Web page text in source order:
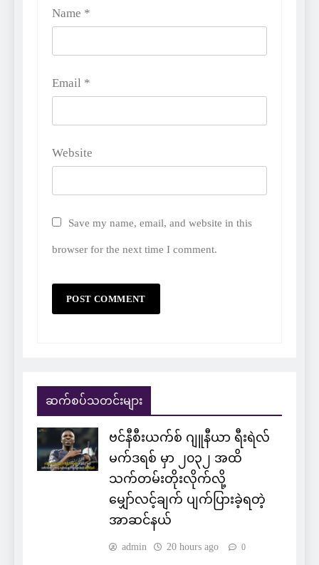
Name *
Email *
Website
Save my name, email, and website in this
browser for the next time I comment.
ဆက်စပ်သတင်းများ
ဗင်နီစီးယက်စ် ဂျူနီယာ ရီးရဲလ်
မက်ဒရစ် မှာ ၂၀၃၂ အထိ
သက်တမ်းတိုးလိုက်လို့
မျှော်လင့်ချက် ပျက်ပြားခဲ့ရတဲ့
အာဆင်နယ်
admin 20 hours ago 0